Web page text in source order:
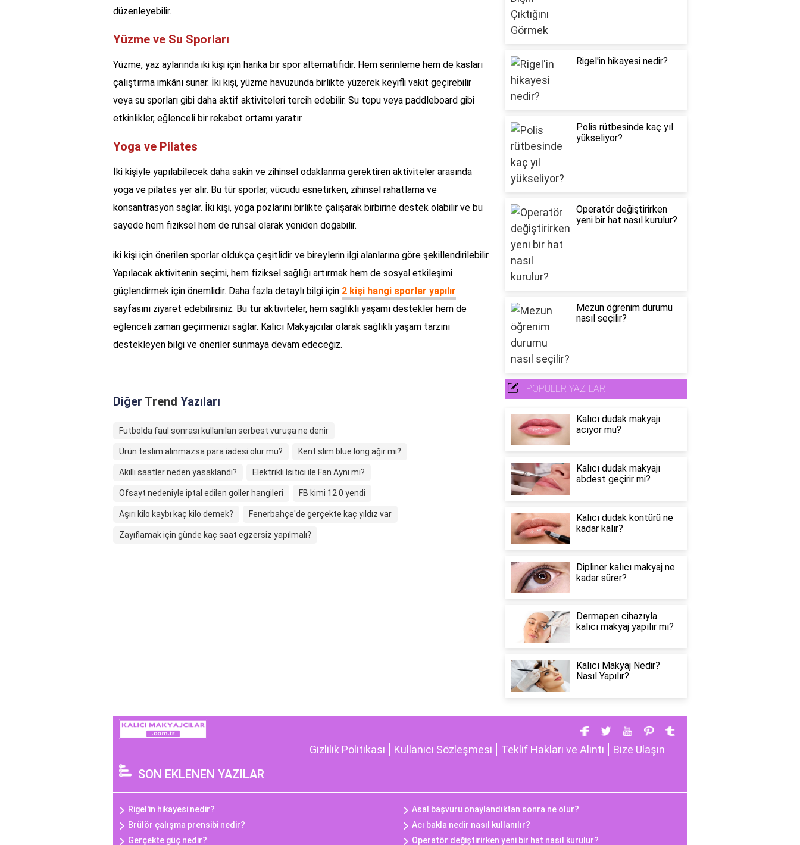
düzenleyebilir.
Yüzme ve Su Sporları
Yüzme, yaz aylarında iki kişi için harika bir spor alternatifidir. Hem serinleme hem de kasları
çalıştırma imkânı sunar. İki kişi, yüzme havuzunda birlikte yüzerek keyifli vakit geçirebilir
veya su sporları gibi daha aktif aktiviteleri tercih edebilir. Su topu veya paddleboard gibi
etkinlikler, eğlenceli bir rekabet ortamı yaratır.
Yoga ve Pilates
İki kişiyle yapılabilecek daha sakin ve zihinsel odaklanma gerektiren aktiviteler arasında
yoga ve pilates yer alır. Bu tür sporlar, vücudu esnetirken, zihinsel rahatlama ve
konsantrasyon sağlar. İki kişi, yoga pozlarını birlikte çalışarak birbirine destek olabilir ve bu
sayede hem fiziksel hem de ruhsal olarak yeniden doğabilir.
iki kişi için önerilen sporlar oldukça çeşitlidir ve bireylerin ilgi alanlarına göre şekillendirilebilir.
Yapılacak aktivitenin seçimi, hem fiziksel sağlığı artırmak hem de sosyal etkileşimi
güçlendirmek için önemlidir. Daha fazla detaylı bilgi için 2 kişi hangi sporlar yapılır
sayfasını ziyaret edebilirsiniz. Bu tür aktiviteler, hem sağlıklı yaşamı destekler hem de
eğlenceli zaman geçirmenizi sağlar. Kalıcı Makyajcılar olarak sağlıklı yaşam tarzını
destekleyen bilgi ve öneriler sunmaya devam edeceğiz.
Diğer Trend Yazıları
Futbolda faul sonrası kullanılan serbest vuruşa ne denir
Ürün teslim alınmazsa para iadesi olur mu? Kent slim blue long ağır mı?
Akıllı saatler neden yasaklandı? Elektrikli Isıtıcı ile Fan Aynı mı?
Ofsayt nedeniyle iptal edilen goller hangileri FB kimi 12 0 yendi
Aşırı kilo kaybı kaç kilo demek? Fenerbahçe'de gerçekte kaç yıldız var
Zayıflamak için günde kaç saat egzersiz yapılmalı?
Rigel'in hikayesi nedir?
Polis rütbesinde kaç yıl
yükseliyor?
Operatör değiştirirken
yeni bir hat nasıl kurulur?
Mezun öğrenim durumu
nasıl seçilir?
POPÜLER YAZILAR
Kalıcı dudak makyajı
acıyor mu?
Kalıcı dudak makyajı
abdest geçirir mi?
Kalıcı dudak kontürü ne
kadar kalır?
Dipliner kalıcı makyaj ne
kadar sürer?
Dermapen cihazıyla
kalıcı makyaj yapılır mı?
Kalıcı Makyaj Nedir?
Nasıl Yapılır?
Gizlilik Politikası Kullanıcı Sözleşmesi Teklif Hakları ve Alıntı Bize Ulaşın
SON EKLENEN YAZILAR
Rigel'in hikayesi nedir?
Asal başvuru onaylandıktan sonra ne olur?
Brülör çalışma prensibi nedir?
Acı bakla nedir nasıl kullanılır?
Gerçekte güç nedir?
Operatör değiştirirken yeni bir hat nasıl kurulur?